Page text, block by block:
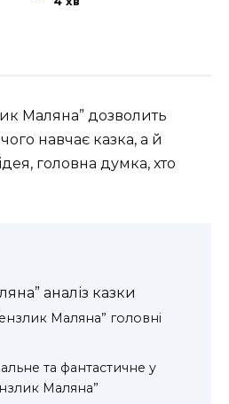
Маляна” дозволить
навчає казка, а й
головна думка, хто
аналіз казки
Маляна” головні
та фантастичне у
Маляна”